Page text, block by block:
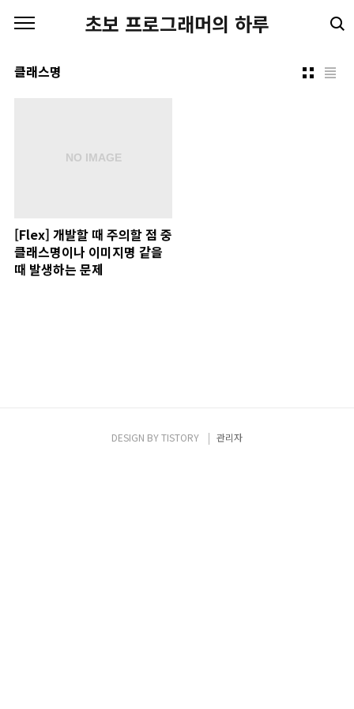
초보 프로그래머의 하루
클래스명
[Flex] 개발할 때 주의할 점 중
클래스명이나 이미지명 같을
때 발생하는 문제
DESIGN BYTISTORY 관리자